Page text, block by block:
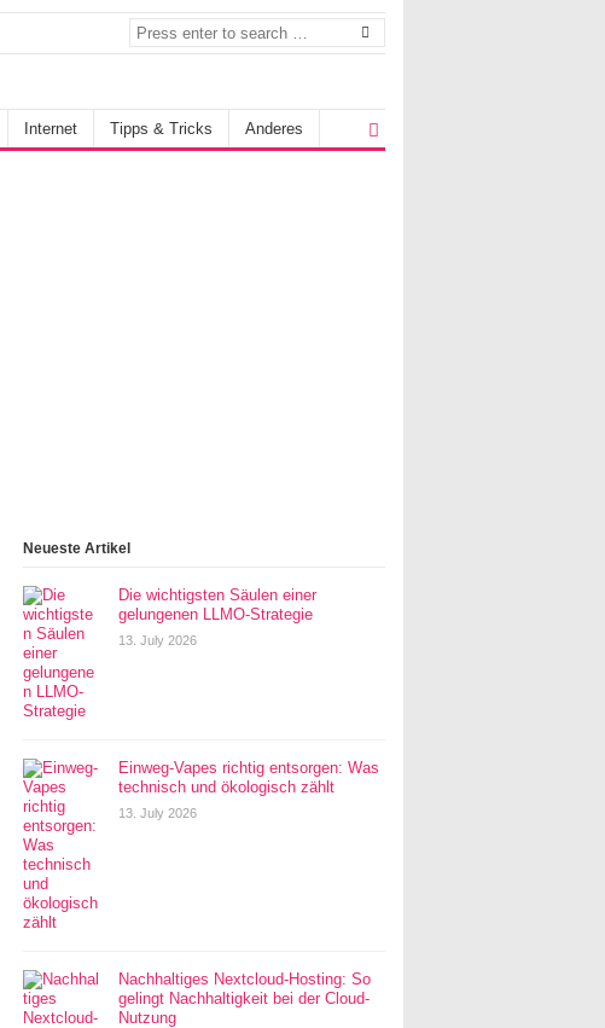
Internet Tipps & Tricks Anderes
Neueste Artikel
Die wichtigsten Säulen einer
gelungenen LLMO-Strategie
13. July 2026
Einweg-Vapes richtig entsorgen: Was
technisch und ökologisch zählt
13. July 2026
Nachhaltiges Nextcloud-Hosting: So
gelingt Nachhaltigkeit bei der Cloud-
Nutzung